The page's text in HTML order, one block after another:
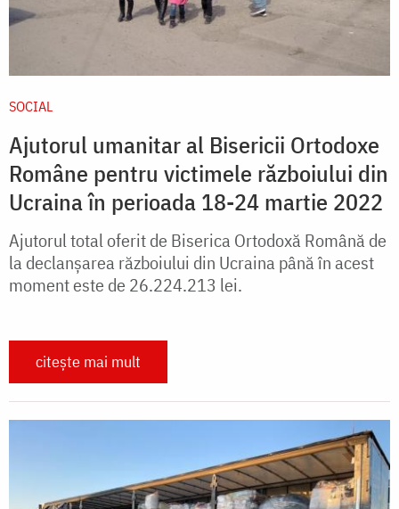
SOCIAL
Ajutorul umanitar al Bisericii Ortodoxe
Române pentru victimele războiului din
Ucraina în perioada 18-24 martie 2022
Ajutorul total oferit de Biserica Ortodoxă Română de
la declanșarea războiului din Ucraina până în acest
moment este de 26.224.213 lei.
citește mai mult